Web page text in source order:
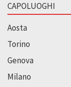
CAPOLUOGHI
Aosta
Torino
Genova
Milano